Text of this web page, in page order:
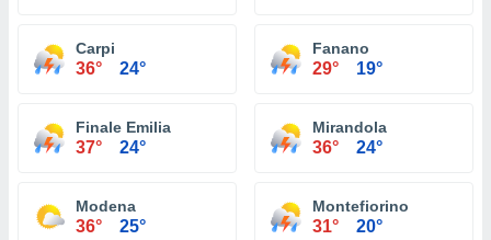
Carpi
36° 24°
Fanano
29° 19°
Finale Emilia
37° 24°
Mirandola
36° 24°
Modena
36° 25°
Montefiorino
31° 20°